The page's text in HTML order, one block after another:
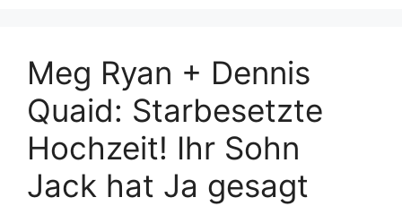
Meg Ryan + Dennis
Quaid: Starbesetzte
Hochzeit! Ihr Sohn
Jack hat Ja gesagt